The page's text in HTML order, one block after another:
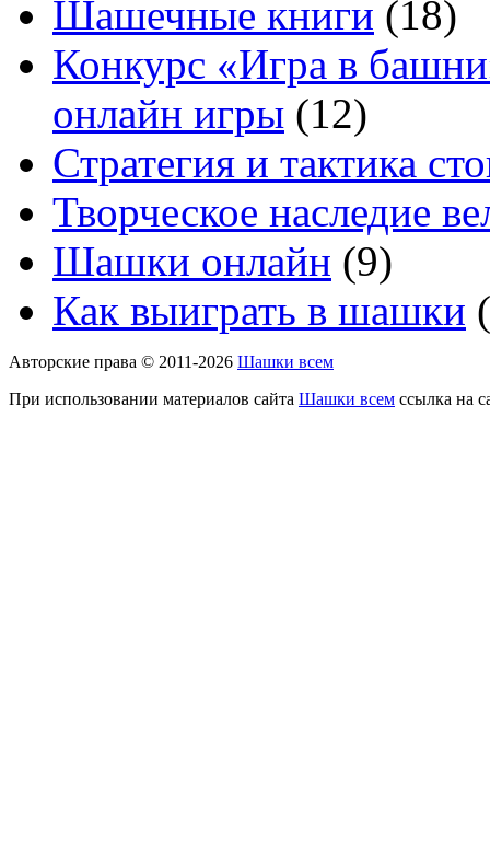
Шашечные книги (18)
Конкурс «Игра в
онлайн игры (12)
Стратегия и тактика
Творческое наследие
Шашки онлайн (9)
Как выиграть в шашки
Авторские права © 2011-2026 Шашки всем
При использовании материалов сайта Шашки всем ссылка на